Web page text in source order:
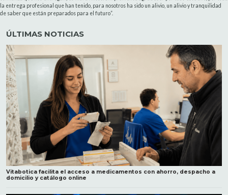
la entrega profesional que han tenido, para nosotros ha sido un alivio, un alivio y tranquilidad
de saber que están preparados para el futuro”.
ÚLTIMAS NOTICIAS
Vitabotica facilita el acceso a medicamentos con ahorro, despacho a
domicilio y catálogo online